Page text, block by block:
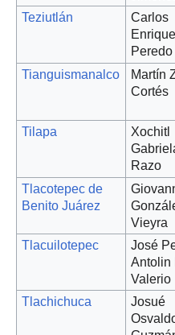
Teziutlán
Carlos
Enrique
Peredo
Tianguismanalco
Martín
Cortés
Tilapa
Xochitl
Razo
Tlacotepec de
Benito Juárez
Vieyra
Tlacuilotepec
José
Antolin
Valerio
Tlachichuca
Josué